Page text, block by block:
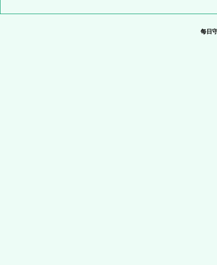
每日